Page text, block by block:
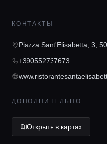
Гиды
Консьерж
Lifestyle
КОНТАКТЫ
Piazza Sant'Elisabetta, 3,
+390552737673
ДОПОЛНИТЕЛЬНО
Открыть в картах